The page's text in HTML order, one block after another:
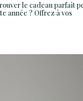
le cadeau parfait
année ? Offrez à vos